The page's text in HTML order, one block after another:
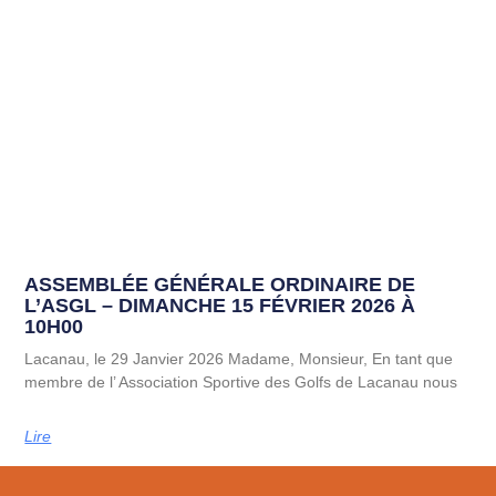
ASSEMBLÉE GÉNÉRALE ORDINAIRE DE
L’ASGL – DIMANCHE 15 FÉVRIER 2026 À
10H00
Lacanau, le 29 Janvier 2026 Madame, Monsieur, En tant que
membre de l’ Association Sportive des Golfs de Lacanau nous
Lire